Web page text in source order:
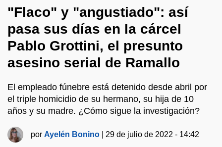
"Flaco" y "angustiado": así
pasa sus días en la cárcel
Pablo Grottini, el presunto
asesino serial de Ramallo
El empleado fúnebre está detenido desde abril por
el triple homicidio de su hermano, su hija de 10
años y su madre. ¿Cómo sigue la investigación?
porAyelén Bonino 29 de julio de 2022 - 14:42